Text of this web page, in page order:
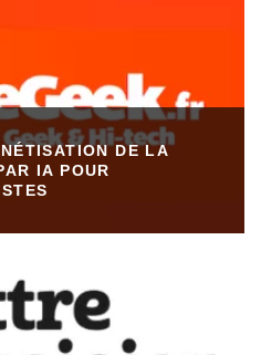
DE LA
IA POUR